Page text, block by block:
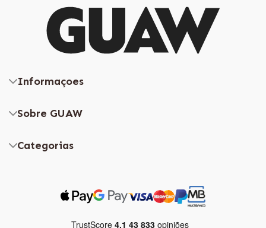
Informaçoes
Sobre GUAW
Categorias